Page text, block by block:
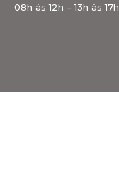
08h às 12h – 13h às 17h